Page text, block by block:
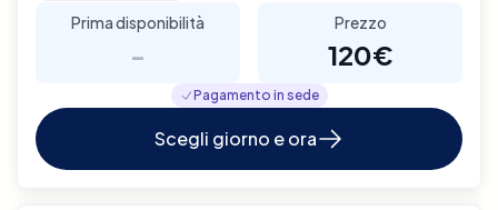
Prima disponibilità
-
Prezzo
120€
Pagamento in sede
Scegli giorno e ora